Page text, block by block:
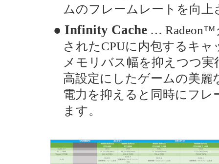
ムのフレームレートを向
● Infinity Cache … Radeon™
されたCPUに内包するキャ
メモリバス幅を抑えつつ
高設定にしたゲームの美
電力を抑えると同時にフ
ます。